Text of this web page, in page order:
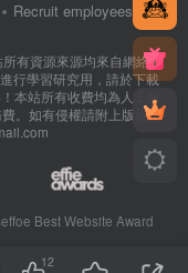
Recruit employees
所有資源來源均來自網絡分
行學習研究用，請於下載
本站所有收費均為人工服
。如有侵權請附上版權證
effoe Best Website Award
12